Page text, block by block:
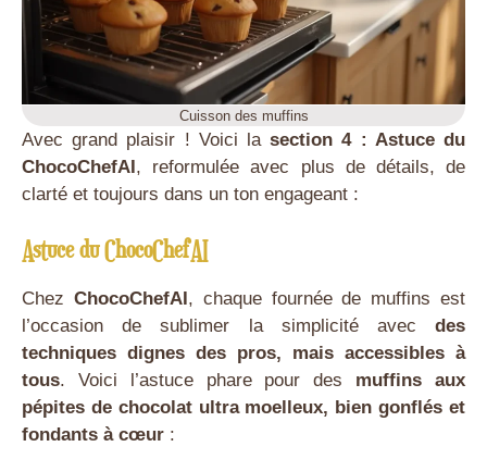
Cuisson des muffins
Avec grand plaisir ! Voici lasection 4 : Astuce du
ChocoChefAI, reformulée avec plus de détails, de
clarté et toujours dans un ton engageant :
Astuce du ChocoChefAI
Chez ChocoChefAI , chaque fournée de muffins est
l’occasion de sublimer la simplicité avec des
techniques dignes des pros, mais accessibles à
tous. Voici l’astuce phare pour des muffins aux
pépites de chocolat ultra moelleux, bien gonflés et
fondants à cœur :